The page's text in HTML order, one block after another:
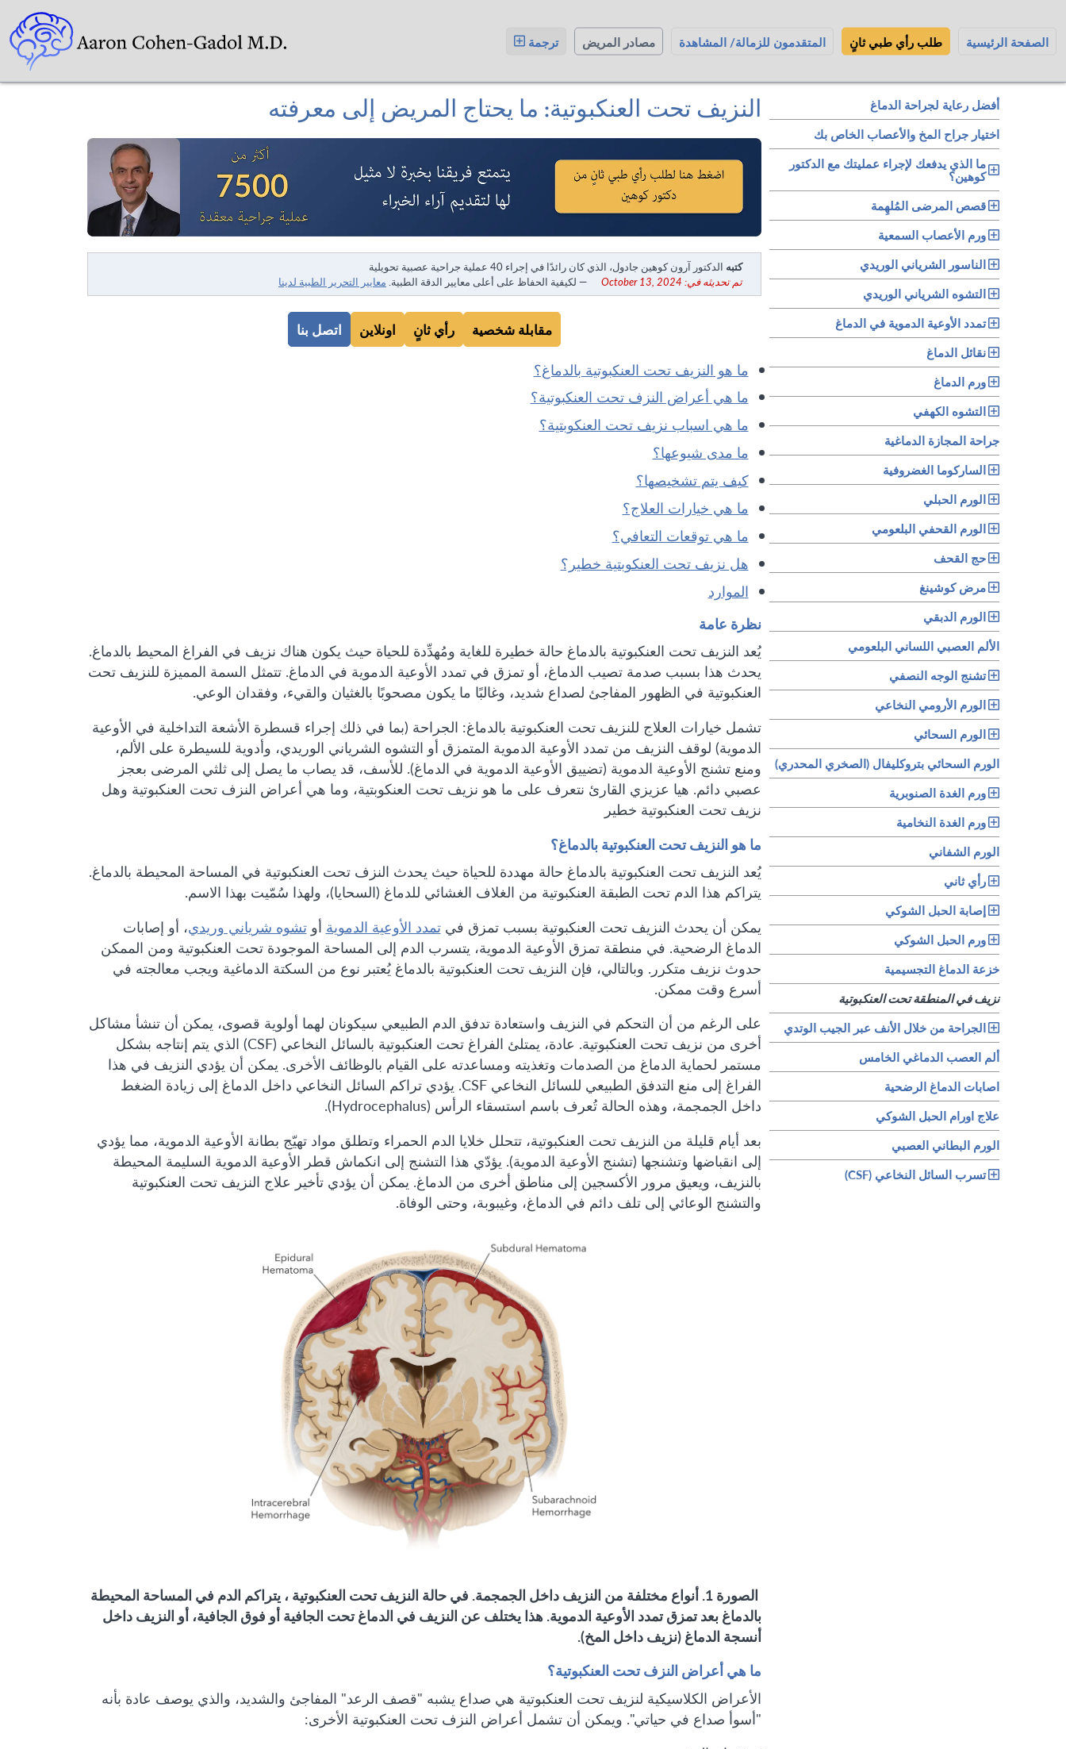
الصفحة الرئيسية طلب رأي طبي ثانٍ المتقدمون للزمالة/ المشاهدة مصادر المريض ترجمة
أفضل رعاية لجراحة الدماغ
اختيار جراح المخ والأعصاب الخاص بك
ما الذي يدفعك لإجراء عمليتك مع الدكتور
كوهين؟
قصص المرضى المُلهِمة
ورم الأعصاب السمعية
الناسور الشرياني الوريدي
التشوه الشرياني الوريدي
تمدد الأوعية الدموية في الدماغ
نقائل الدماغ
ورم الدماغ
التشوه الكهفي
جراحة المجازة الدماغية
الساركوما الغضروفية
الورم الحبلي
الورم القحفي البلعومي
حج القحف
مرض كوشينغ
الورم الدبقي
الألم العصبي اللساني البلعومي
تشنج الوجه النصفي
الورم الأرومي النخاعي
الورم السحائي
الورم السحائي بتروكليفال (الصخري المحدري)
ورم الغدة الصنوبرية
ورم الغدة النخامية
الورم الشفاني
رأي ثاني
إصابة الحبل الشوكي
ورم الحبل الشوكي
خزعة الدماغ التجسيمية
نزيف في المنطقة تحت العنكبوتية
الجراحة من خلال الأنف عبر الجيب الوتدي
ألم العصب الدماغي الخامس
اصابات الدماغ الرضحية
علاج اورام الحبل الشوكي
الورم البطاني العصبي
تسرب السائل النخاعي (CSF)
النزيف تحت العنكبوتية: ما يحتاج المريض إلى معرفته
كتبه الدكتور آرون كوهين جادول، الذي كان رائدًا في إجراء 40 عملية جراحية عصبية تحويلية
تم تحديثه في: October 13, 2024
— لكيفية الحفاظ على أعلى معايير الدقة الطبية. معايير التحرير الطبية لدينا
مقابلة شخصية رأي ثانٍ اونلاين اتصل بنا
ما هو النزيف تحت العنكبوتية بالدماغ؟
ما هي أعراض النزف تحت العنكبوتية؟
ما هي اسباب نزيف تحت العنكوبتية؟
ما مدى شيوعها؟
كيف يتم تشخيصها؟
ما هي خيارات العلاج؟
ما هي توقعات التعافي؟
هل نزيف تحت العنكوبتية خطير؟
الموارد
نظرة عامة
يُعد النزيف تحت العنكبوتية بالدماغ حالة خطيرة للغاية ومُهدِّدة للحياة حيث يكون هناك نزيف في الفراغ المحيط بالدماغ.
يحدث هذا بسبب صدمة تصيب الدماغ، أو تمزق في تمدد الأوعية الدموية في الدماغ. تتمثل السمة المميزة للنزيف تحت
العنكبوتية في الظهور المفاجئ لصداع شديد، وغالبًا ما يكون مصحوبًا بالغثيان والقيء، وفقدان الوعي.
تشمل خيارات العلاج للنزيف تحت العنكبوتية بالدماغ: الجراحة (بما في ذلك إجراء قسطرة الأشعة التداخلية في الأوعية
الدموية) لوقف النزيف من تمدد الأوعية الدموية المتمزق أو التشوه الشرياني الوريدي، وأدوية للسيطرة على الألم،
ومنع تشنج الأوعية الدموية (تضييق الأوعية الدموية في الدماغ). للأسف، قد يصاب ما يصل إلى ثلثي المرضى بعجز
عصبي دائم. هيا عزيزي القارئ نتعرف على ما هو نزيف تحت العنكوبتية، وما هي أعراض النزف تحت العنكبوتية وهل
نزيف تحت العنكبوتية خطير
ما هو النزيف تحت العنكبوتية بالدماغ؟
يُعد النزيف تحت العنكبوتية بالدماغ حالة مهددة للحياة حيث يحدث النزف تحت العنكبوتية في المساحة المحيطة بالدماغ.
يتراكم هذا الدم تحت الطبقة العنكبوتية من الغلاف الغشائي للدماغ (السحايا)، ولهذا سُمّيت بهذا الاسم.
يمكن أن يحدث النزيف تحت العنكبوتية بسبب تمزق فيتمدد الأوعية الدموية أوتشوه شرياني وريدي، أو إصابات
الدماغ الرضحية. في منطقة تمزق الأوعية الدموية، يتسرب الدم إلى المساحة الموجودة تحت العنكبوتية ومن الممكن
حدوث نزيف متكرر. وبالتالي، فإن النزيف تحت العنكبوتية بالدماغ يُعتبر نوع من السكتة الدماغية ويجب معالجته في
أسرع وقت ممكن.
على الرغم من أن التحكم في النزيف واستعادة تدفق الدم الطبيعي سيكونان لهما أولوية قصوى، يمكن أن تنشأ مشاكل
أخرى من نزيف تحت العنكبوتية. عادة، يمتلئ الفراغ تحت العنكبوتية بالسائل النخاعي (CSF) الذي يتم إنتاجه بشكل
مستمر لحماية الدماغ من الصدمات وتغذيته ومساعدته على القيام بالوظائف الأخرى. يمكن أن يؤدي النزيف في هذا
الفراغ إلى منع التدفق الطبيعي للسائل النخاعي CSF. يؤدي تراكم السائل النخاعي داخل الدماغ إلى زيادة الضغط
داخل الجمجمة، وهذه الحالة تُعرف باسم استسقاء الرأس (Hydrocephalus).
بعد أيام قليلة من النزيف تحت العنكبوتية، تتحلل خلايا الدم الحمراء وتطلق مواد تهيّج بطانة الأوعية الدموية، مما يؤدي
إلى انقباضها وتشنجها (تشنج الأوعية الدموية). يؤدّي هذا التشنج إلى انكماش قطر الأوعية الدموية السليمة المحيطة
بالنزيف، ويعيق مرور الأكسجين إلى مناطق أخرى من الدماغ. يمكن أن يؤدي تأخير علاج النزيف تحت العنكبوتية
والتشنج الوعائي إلى تلف دائم في الدماغ، وغيبوبة، وحتى الوفاة.
الصورة 1. أنواع مختلفة من النزيف داخل الجمجمة. في حالة النزيف تحت العنكبوتية ، يتراكم الدم في المساحة المحيطة
بالدماغ بعد تمزق تمدد الأوعية الدموية. هذا يختلف عن النزيف في الدماغ تحت الجافية أو فوق الجافية، أو النزيف داخل
أنسجة الدماغ (نزيف داخل المخ).
ما هي أعراض النزف تحت العنكبوتية؟
الأعراض الكلاسيكية لنزيف تحت العنكبوتية هي صداع يشبه "قصف الرعد" المفاجئ والشديد، والذي يوصف عادة بأنه
"أسوأ صداع في حياتي". ويمكن أن تشمل أعراض النزف تحت العنكبوتية الأخرى: